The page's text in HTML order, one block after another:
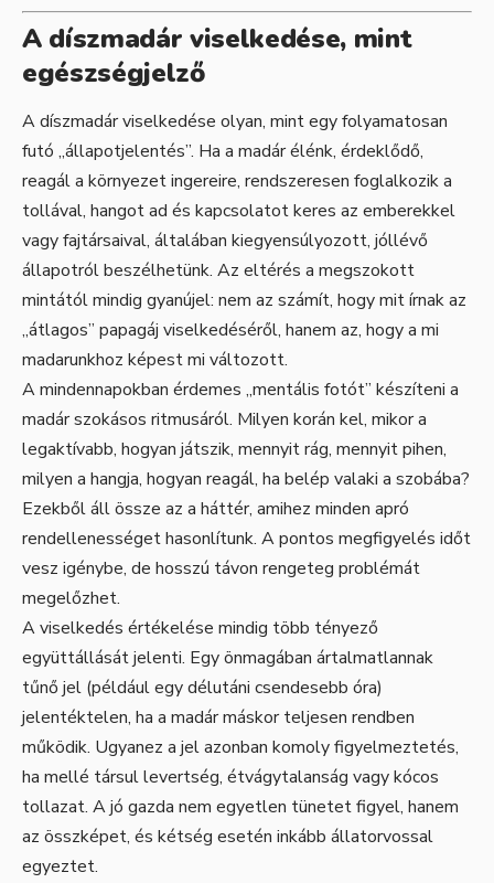
A díszmadár viselkedése, mint
egészségjelző
A díszmadár viselkedése olyan, mint egy folyamatosan
futó „állapotjelentés”. Ha a madár élénk, érdeklődő,
reagál a környezet ingereire, rendszeresen foglalkozik a
tollával, hangot ad és kapcsolatot keres az emberekkel
vagy fajtársaival, általában kiegyensúlyozott, jóllévő
állapotról beszélhetünk. Az eltérés a megszokott
mintától mindig gyanújel: nem az számít, hogy mit írnak az
„átlagos” papagáj viselkedéséről, hanem az, hogy a mi
madarunkhoz képest mi változott.
A mindennapokban érdemes „mentális fotót” készíteni a
madár szokásos ritmusáról. Milyen korán kel, mikor a
legaktívabb, hogyan játszik, mennyit rág, mennyit pihen,
milyen a hangja, hogyan reagál, ha belép valaki a szobába?
Ezekből áll össze az a háttér, amihez minden apró
rendellenességet hasonlítunk. A pontos megfigyelés időt
vesz igénybe, de hosszú távon rengeteg problémát
megelőzhet.
A viselkedés értékelése mindig több tényező
együttállását jelenti. Egy önmagában ártalmatlannak
tűnő jel (például egy délutáni csendesebb óra)
jelentéktelen, ha a madár máskor teljesen rendben
működik. Ugyanez a jel azonban komoly figyelmeztetés,
ha mellé társul levertség, étvágytalanság vagy kócos
tollazat. A jó gazda nem egyetlen tünetet figyel, hanem
az összképet, és kétség esetén inkább állatorvossal
egyeztet.